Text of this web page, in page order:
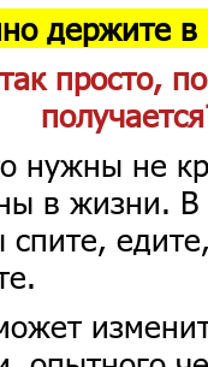
держите
просто,
нужны не
в жизни. В